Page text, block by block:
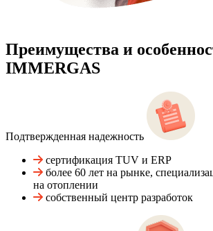
Преимущества и
IMMERGAS
Подтвержденная надежность
сертификация TUV и ERP
более 60 лет на рынке,
на отоплении
собственный центр разработок